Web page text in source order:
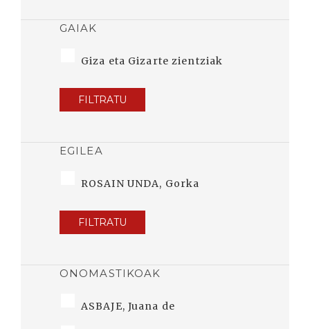
GAIAK
Giza eta Gizarte zientziak
FILTRATU
EGILEA
ROSAIN UNDA, Gorka
FILTRATU
ONOMASTIKOAK
ASBAJE, Juana de